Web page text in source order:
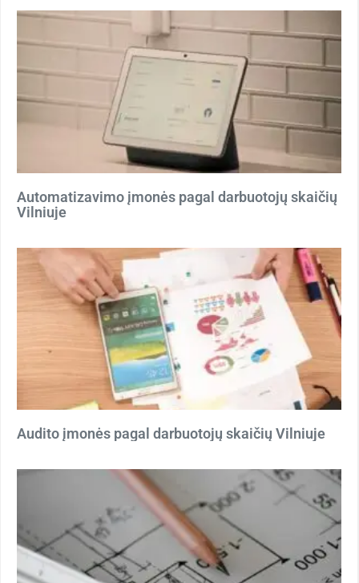
Automatizavimo įmonės pagal darbuotojų skaičių
Vilniuje
Audito įmonės pagal darbuotojų skaičių Vilniuje